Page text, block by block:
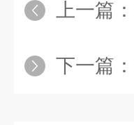
上一篇：
下一篇：